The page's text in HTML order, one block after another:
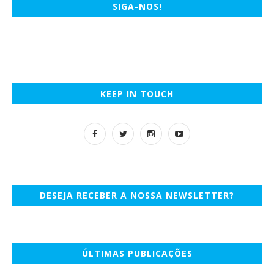
SIGA-NOS!
KEEP IN TOUCH
DESEJA RECEBER A NOSSA NEWSLETTER?
ÚLTIMAS PUBLICAÇÕES